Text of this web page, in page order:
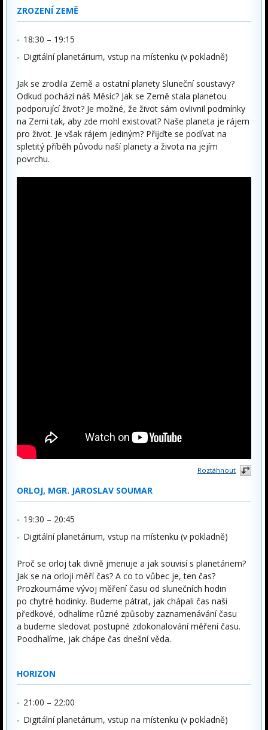
ZROZENÍ ZEMĚ
18:30 – 19:15
Digitální planetárium, vstup na místenku (v pokladně)
Jak se zrodila Země a ostatní planety Sluneční soustavy?
Odkud pochází náš Měsíc? Jak se Země stala planetou
podporující život? Je možné, že život sám ovlivnil podmínky
na Zemi tak, aby zde mohl existovat? Naše planeta je rájem
pro život. Je však rájem jediným? Přĳďte se podívat na
spletitý příběh původu naší planety a života na jejím
povrchu.
Roztáhnout
ORLOJ, MGR. JAROSLAV SOUMAR
19:30 – 20:45
Digitální planetárium, vstup na místenku (v pokladně)
Proč se orloj tak divně jmenuje a jak souvisí s planetáriem?
Jak se na orloji měří čas? A co to vůbec je, ten čas?
Prozkoumáme vývoj měření času od slunečních hodin
po chytré hodinky. Budeme pátrat, jak chápali čas naši
předkové, odhalíme různé způsoby zaznamenávání času
a budeme sledovat postupné zdokonalování měření času.
Poodhalíme, jak chápe čas dnešní věda.
HORIZON
21:00 – 22:00
Digitální planetárium, vstup na místenku (v pokladně)